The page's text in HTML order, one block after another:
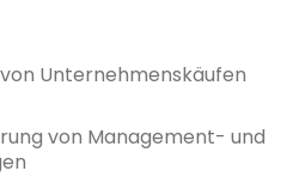
Unternehmenskäufen
von Management- und